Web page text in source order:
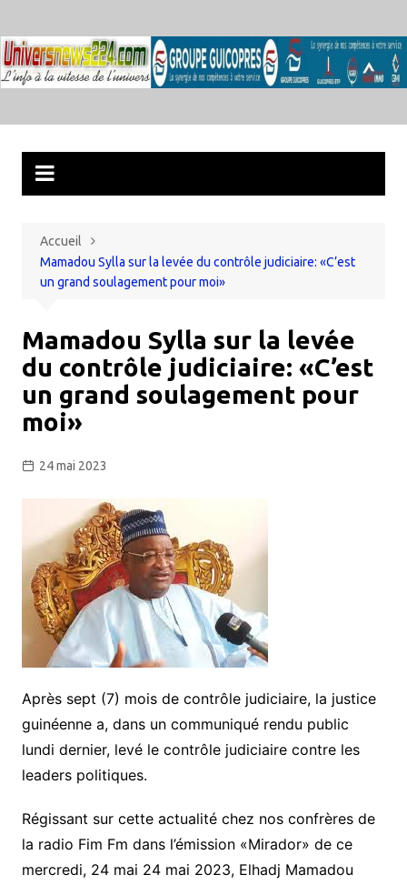
au
contenu
Accueil
Mamadou Sylla sur la levée du contrôle judiciaire: «C’est
un grand soulagement pour moi»
Mamadou Sylla sur la levée
du contrôle judiciaire: «C’est
un grand soulagement pour
moi»
24 mai 2023
Après sept (7) mois de contrôle judiciaire, la justice
guinéenne a, dans un communiqué rendu public
lundi dernier, levé le contrôle judiciaire contre les
leaders politiques.
Régissant sur cette actualité chez nos confrères de
la radio Fim Fm dans l’émission «Mirador» de ce
mercredi, 24 mai 24 mai 2023, Elhadj Mamadou